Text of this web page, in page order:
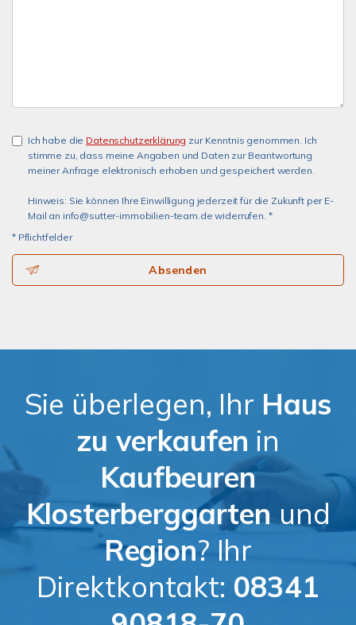
Ich habe die Datenschutzerklärung zur Kenntnis genommen. Ich
stimme zu, dass meine Angaben und Daten zur Beantwortung
meiner Anfrage elektronisch erhoben und gespeichert werden.
Hinweis: Sie können Ihre Einwilligung jederzeit für die Zukunft per E-
Mail an info@sutter-immobilien-team.de widerrufen. *
* Pflichtfelder
Absenden
Sie überlegen, Ihr Haus
zu verkaufen in
Kaufbeuren
Klosterberggartenund
Region? Ihr
Direktkontakt: 08341